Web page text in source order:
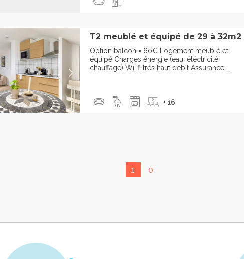
T2 meublé et équipé de 29 à 32m2
Option balcon = 60€ Logement meublé et
équipé Charges énergie (eau, éléctricité,
chauffage) Wi-fi très haut débit Assurance ...
+ 16
1 0